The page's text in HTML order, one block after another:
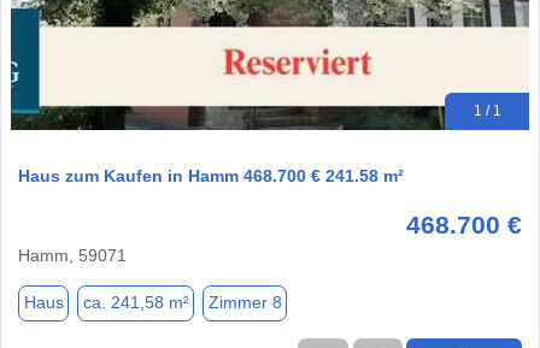
1 / 1
Haus zum Kaufen in Hamm 468.700 € 241.58 m²
468.700 €
Hamm, 59071
Haus ca. 241,58 m² Zimmer 8